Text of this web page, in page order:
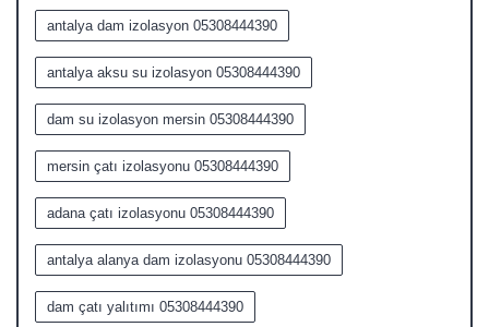
antalya dam izolasyon 05308444390
antalya aksu su izolasyon 05308444390
dam su izolasyon mersin 05308444390
mersin çatı izolasyonu 05308444390
adana çatı izolasyonu 05308444390
antalya alanya dam izolasyonu 05308444390
dam çatı yalıtımı 05308444390